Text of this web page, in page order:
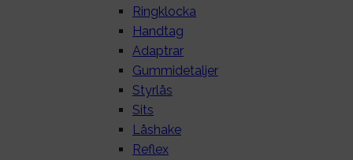
Ringklocka
Handtag
Adaptrar
Gummidetaljer
Styrlås
Sits
Låshake
Reflex